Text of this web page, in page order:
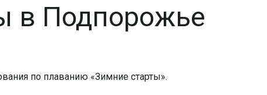
в Подпорожье
по плаванию «Зимние старты».